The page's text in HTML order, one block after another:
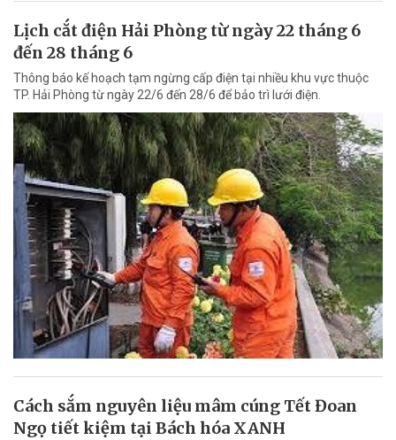
Lịch cắt điện Hải Phòng từ ngày 22 tháng 6
đến 28 tháng 6
Thông báo kế hoạch tạm ngừng cấp điện tại nhiều khu vực thuộc
TP. Hải Phòng từ ngày 22/6 đến 28/6 để bảo trì lưới điện.
Cách sắm nguyên liệu mâm cúng Tết Đoan
Ngọ tiết kiệm tại Bách hóa XANH